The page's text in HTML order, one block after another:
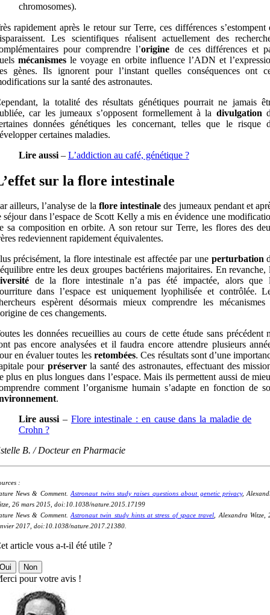
chromosomes).
rapidement après le retour sur Terre, ces différences s’estompent
Les scientifiques réalisent actuellement des
pour comprendre l’origine de ces différences et
mécanismesle voyage en orbite influence l’ADN et
gènes. Ils ignorent pour l’instant quelles conséquences ont
sur la santé des astronautes.
la totalité des résultats génétiques pourrait ne jamais
car les jumeaux s’opposent formellement à la divulgation
données génétiques les concernant, telles que le risque
certaines maladies.
Lire aussi– L’addiction au café, génétique ?
sur la flore intestinale
ailleurs, l’analyse de la flore intestinale des jumeaux pendant et
séjour dans l’espace de Scott Kelly a mis en évidence une
sa composition en orbite. A son retour sur Terre, les flores des
redeviennent rapidement équivalentes.
précisément, la flore intestinale est affectée par une perturbation
entre les deux groupes bactériens majoritaires. En revanche,
de la flore intestinale n’a pas été impactée, alors que
dans l’espace est uniquement lyophilisée et contrôlée.
espèrent désormais mieux comprendre les mécanismes
de ces changements.
les données recueillies au cours de cette étude sans précédent
pas encore analysées et il faudra encore attendre plusieurs
en évaluer toutes les retombées. Ces résultats sont d’une
pour préserverla santé des astronautes, effectuant des
plus en plus longues dans l’espace. Mais ils permettent aussi de
comment l’organisme humain s’adapte en fonction de
.
Lire aussi– Flore intestinale : en cause dans la maladie de
Crohn ?
B. / Docteur en Pharmacie
:
News & Comment.Astronaut twins study raises questions about genetic privacy,
26 mars 2015, doi:10.1038/nature.2015.17199
News & Comment.Astronaut twin study hints at stress of space travel, Alexandra Witze,
2017, doi:10.1038/nature.2017.21380.
article vous a-t-il été utile ?
Non
pour votre avis !